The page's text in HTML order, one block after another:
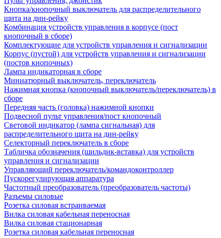
Кнопка/кнопочный выключатель для распределительного
щита на дин-рейку
Комбинация устройств управления в корпусе (пост
кнопочный в сборе)
Комплектующие для устройств управления и сигнализации
Корпус (пустой) для устройств управления и сигнализации
(постов кнопочных)
Лампа индикаторная в сборе
Миниатюрный выключатель, переключатель
Нажимная кнопка (кнопочный выключатель/переключатель) в
сборе
Передняя часть (головка) нажимной кнопки
Подвесной пульт управления/пост кнопочный
Световой индикатор (лампа сигнальная) для
распределительного щита на дин-рейку
Селекторный переключатель в сборе
Табличка обозначения (шильдик-вставка) для устройств
управления и сигнализации
Управляющий переключатель/командоконтроллер
Пускорегулирующая аппаратура
Частотный преобразователь (преобразователь частоты)
Разъемы силовые
Розетка силовая встраиваемая
Вилка силовая кабельная переносная
Вилка силовая стационарная
Розетка силовая кабельная переносная